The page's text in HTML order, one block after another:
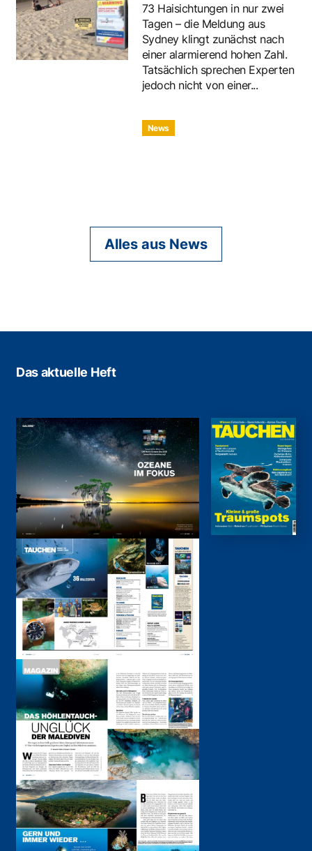
73 Haisichtungen in nur zwei
Tagen – die Meldung aus
Sydney klingt zunächst nach
einer alarmierend hohen Zahl.
Tatsächlich sprechen Experten
jedoch nicht von einer...
News
Alles aus News
Das aktuelle Heft